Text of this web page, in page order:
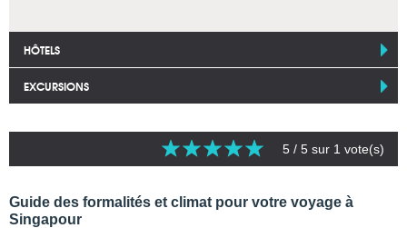
HÔTELS
EXCURSIONS
5 / 5 sur 1 vote(s)
Guide des formalités et climat pour votre voyage à
Singapour